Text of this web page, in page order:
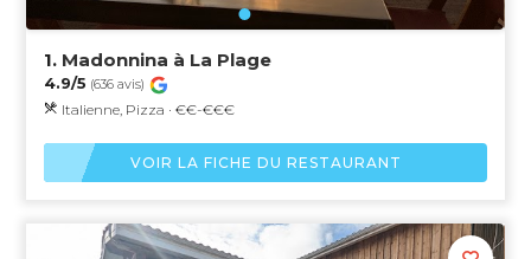
1. Madonnina à La Plage
4.9/5 (636 avis)
Italienne, Pizza · €€-€€€
VOIR LA FICHE DU RESTAURANT